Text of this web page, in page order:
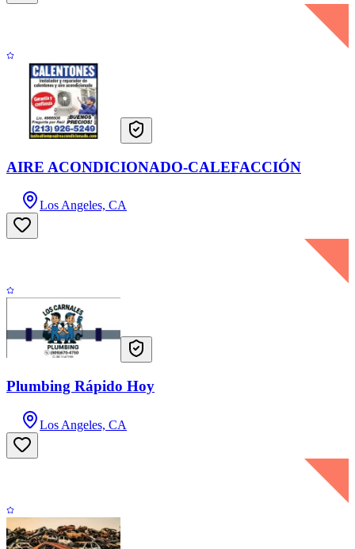
AIRE ACONDICIONADO-CALEFACCIÓN
Los Angeles, CA
Plumbing Rápido Hoy
Los Angeles, CA